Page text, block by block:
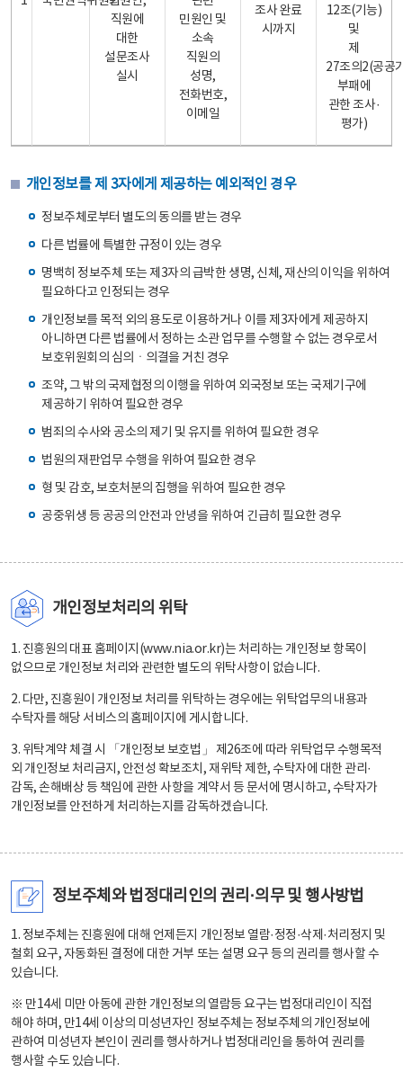
직원에
대한
설문조사
실시
민원인 및
소속
직원의
성명,
전화번호,
이메일
조사 완료
시까지
12조(기능)
및
제
27조의2(공공
부패에
관한 조사·
평가)
개인정보를 제 3자에게 제공하는 예외적인 경우
정보주체로부터 별도의 동의를 받는 경우
다른 법률에 특별한 규정이 있는 경우
명백히 정보주체 또는 제3자의 급박한 생명, 신체, 재산의 이익을 위하여
필요하다고 인정되는 경우
개인정보를 목적 외의 용도로 이용하거나 이를 제3자에게 제공하지
아니하면 다른 법률에서 정하는 소관 업무를 수행할 수 없는 경우로서
보호위원회의 심의ㆍ의결을 거친 경우
조약, 그 밖의 국제협정의 이행을 위하여 외국정보 또는 국제기구에
제공하기 위하여 필요한 경우
범죄의 수사와 공소의 제기 및 유지를 위하여 필요한 경우
법원의 재판업무 수행을 위하여 필요한 경우
형 및 감호, 보호처분의 집행을 위하여 필요한 경우
공중위생 등 공공의 안전과 안녕을 위하여 긴급히 필요한 경우
개인정보처리의 위탁
1. 진흥원의 대표 홈페이지(www.nia.or.kr)는 처리하는 개인정보 항목이
없으므로 개인정보 처리와 관련한 별도의 위탁사항이 없습니다.
2. 다만, 진흥원이 개인정보 처리를 위탁하는 경우에는 위탁업무의 내용과
수탁자를 해당 서비스의 홈페이지에 게시합니다.
3. 위탁계약 체결 시 「개인정보 보호법」 제26조에 따라 위탁업무 수행목적
외 개인정보 처리금지, 안전성 확보조치, 재위탁 제한, 수탁자에 대한 관리·
감독, 손해배상 등 책임에 관한 사항을 계약서 등 문서에 명시하고, 수탁자가
개인정보를 안전하게 처리하는지를 감독하겠습니다.
정보주체와 법정대리인의 권리·의무 및 행사방법
1. 정보주체는 진흥원에 대해 언제든지 개인정보 열람·정정·삭제·처리정지 및
철회 요구, 자동화된 결정에 대한 거부 또는 설명 요구 등의 권리를 행사할 수
있습니다.
※ 만14세 미만 아동에 관한 개인정보의 열람등 요구는 법정대리인이 직접
해야 하며, 만14세 이상의 미성년자인 정보주체는 정보주체의 개인정보에
관하여 미성년자 본인이 권리를 행사하거나 법정대리인을 통하여 권리를
행사할 수도 있습니다.